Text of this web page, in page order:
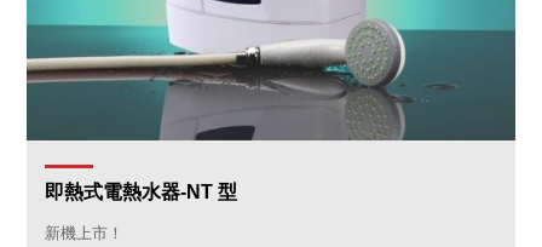
即熱式電熱水器-NT 型
新機上市！